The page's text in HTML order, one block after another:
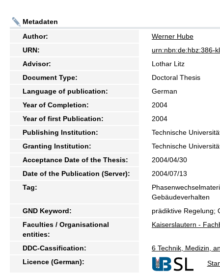
Metadaten
Author:
Werner Hube
URN:
urn:nbn:de:hbz:386-
Advisor:
Lothar Litz
Document Type:
Doctoral Thesis
Language of publication:
German
Year of Completion:
2004
Year of first Publication:
2004
Publishing Institution:
Technische
Granting Institution:
Technische
Acceptance Date of the Thesis:
2004/04/30
Date of the Publication (Server):
2004/07/13
Tag:
Gebäudeverhalten
GND Keyword:
prädiktive Regelung;
Faculties / Organisational
entities:
Kaiserslautern -
DDC-Cassification:
6 Technik, Medizin,
Licence (German):